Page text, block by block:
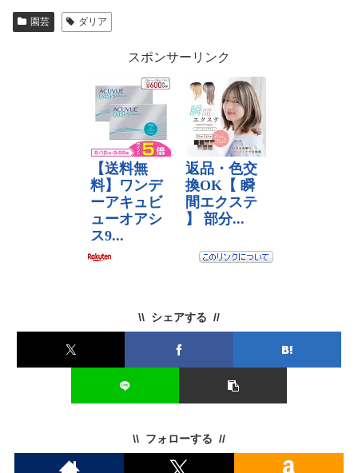
園芸 ダリア
スポンサーリンク
シェアする
フォローする